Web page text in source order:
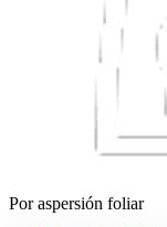
Por aspersión foliar